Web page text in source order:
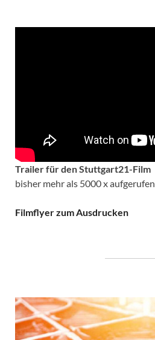
Trailer für den Stuttgart21-Film
bisher mehr als 5000 x aufgerufen
Filmflyer zum Ausdrucken